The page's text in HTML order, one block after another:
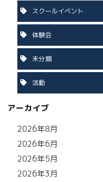
スクールイベント
体験会
未分類
活動
アーカイブ
2026年8月
2026年6月
2026年5月
2026年3月